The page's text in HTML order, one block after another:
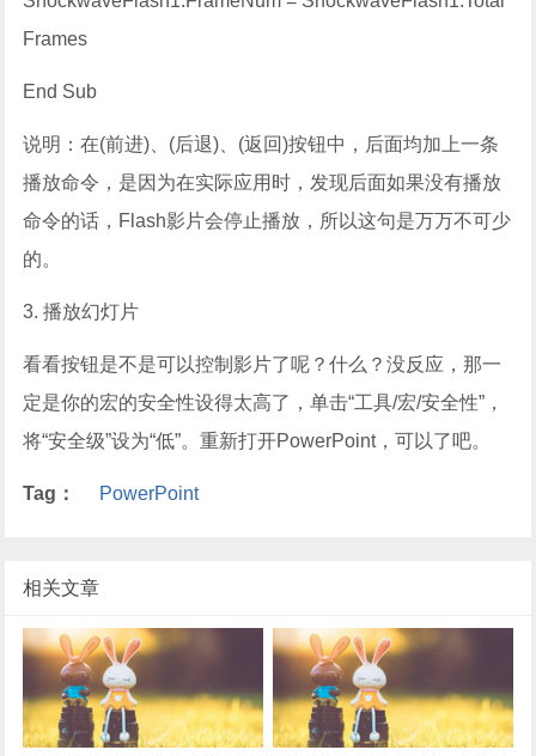
Frames
End Sub
说明：在(前进)、(后退)、(返回)按钮中，后面均加上一条
播放命令，是因为在实际应用时，发现后面如果没有播放
命令的话，Flash影片会停止播放，所以这句是万万不可少
的。
3. 播放幻灯片
看看按钮是不是可以控制影片了呢？什么？没反应，那一
定是你的宏的安全性设得太高了，单击“工具/宏/安全性”，
将“安全级”设为“低”。重新打开PowerPoint，可以了吧。
Tag： PowerPoint
相关文章